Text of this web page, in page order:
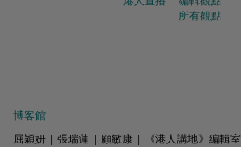
所有觀點
博客館
屈穎妍
張瑞蓮 顧敏康 《港人講地》編輯室